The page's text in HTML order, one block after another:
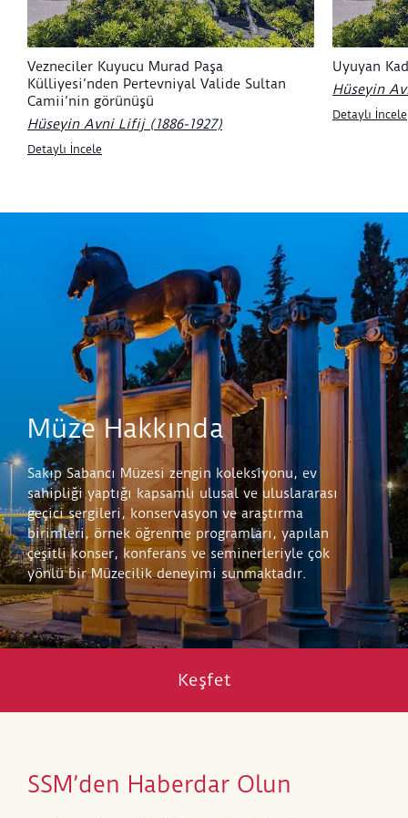
Vezneciler Kuyucu Murad Paşa
Külliyesi’nden Pertevniyal Valide Sultan
Camii’nin görünüşü
Hüseyin Avni Lifij (1886-1927)
Detaylı İncele
Uyuyan
Hüseyin
Detaylı İncele
Müze Hakkında
Sakıp Sabancı Müzesi zengin koleksiyonu, ev
sahipliği yaptığı kapsamlı ulusal ve uluslararası
geçici sergileri, konservasyon ve araştırma
birimleri, örnek öğrenme programları, yapılan
çeşitli konser, konferans ve seminerleriyle çok
yönlü bir Müzecilik deneyimi sunmaktadır.
Keşfet
SSM’den Haberdar Olun